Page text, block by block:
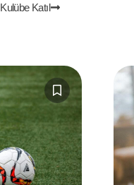
Kulübe Katıl